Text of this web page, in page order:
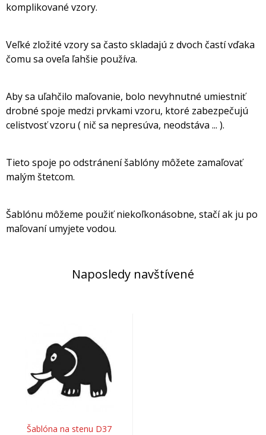
komplikované vzory.
Veľké zložité vzory sa často skladajú z dvoch častí vďaka
čomu sa oveľa ľahšie používa.
Aby sa uľahčilo maľovanie, bolo nevyhnutné umiestniť
drobné spoje medzi prvkami vzoru, ktoré zabezpečujú
celistvosť vzoru ( nič sa nepresúva, neodstáva ... ).
Tieto spoje po odstránení šablóny môžete zamaľovať
malým štetcom.
Šablónu môžeme použiť niekoľkonásobne, stačí ak ju po
maľovaní umyjete vodou.
Naposledy navštívené
Šablóna na stenu D37